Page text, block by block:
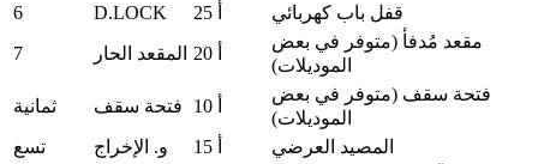
6
D.LOCK
قفل باب كهربائي
7
المقعد الحار
مقعد مُدفأ (متوفر في بعض
الموديلات)
ثمانية
فتحة سقف
فتحة سقف (متوفر في بعض
الموديلات)
تسع
و. الإخراج
المصيد العرضي